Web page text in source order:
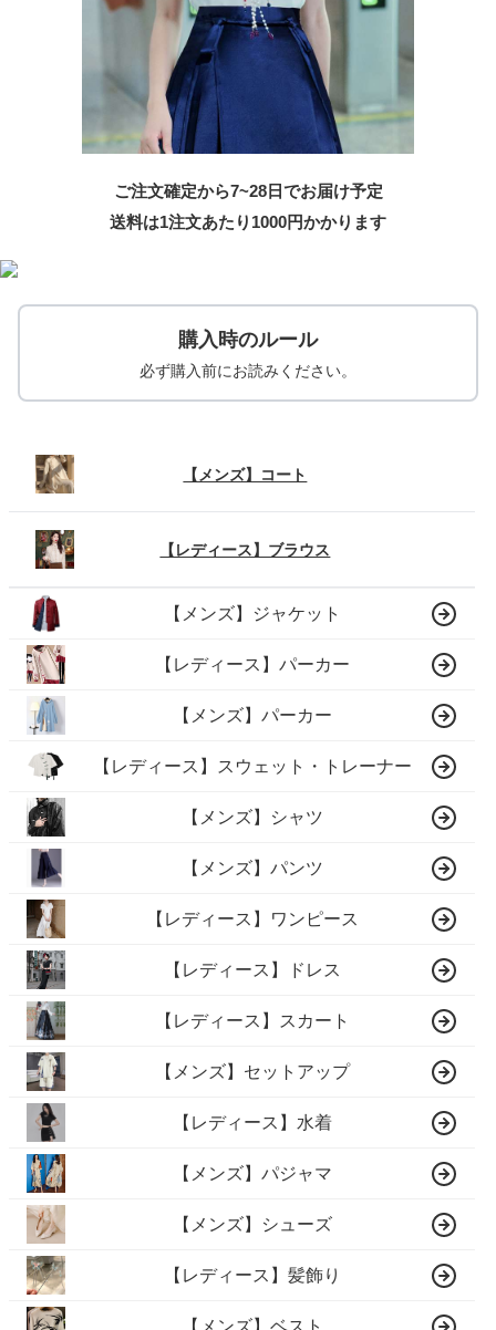
ご注文確定から7~28日でお届け予定
送料は1注文あたり 1000円かかります
購入時のルール
必ず購入前にお読みください。
【メンズ】コート
【レディース】ブラウス
【メンズ】ジャケット
【レディース】パーカー
【メンズ】パーカー
【レディース】スウェット・トレーナー
【メンズ】シャツ
【メンズ】パンツ
【レディース】ワンピース
【レディース】ドレス
【レディース】スカート
【メンズ】セットアップ
【レディース】水着
【メンズ】パジャマ
【メンズ】シューズ
【レディース】髪飾り
【メンズ】ベスト